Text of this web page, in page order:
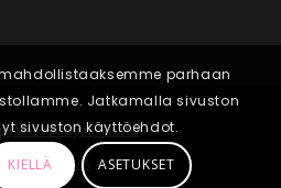
tietosuojaseloste
UNELMA
parhaan
Jatkamalla sivuston
sivuston käyttöehdot.
KIELLÄ ASETUKSET